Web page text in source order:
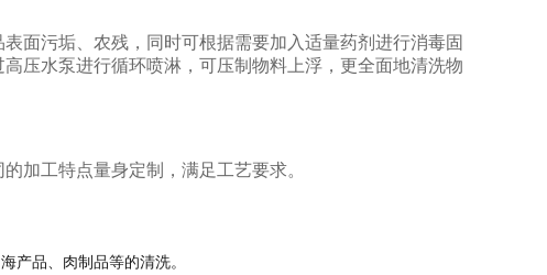
面污垢、农残，同时可根据需要加入适量药剂进行消毒固
压水泵进行循环喷淋，可压制物料上浮，更全面地清洗物
加工特点量身定制，满足工艺要求。
产品、肉制品等的清洗。